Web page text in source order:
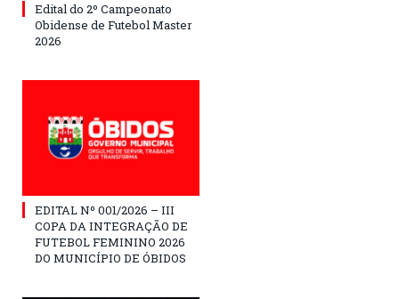
Edital do 2º Campeonato
Obidense de Futebol Master
2026
EDITAL Nº 001/2026 – III
COPA DA INTEGRAÇÃO DE
FUTEBOL FEMININO 2026
DO MUNICÍPIO DE ÓBIDOS